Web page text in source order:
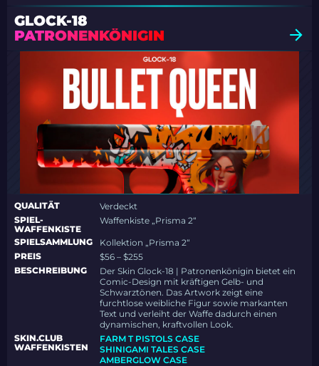
GLOCK-18
PATRONENKÖNIGIN
QUALITÄT
Verdeckt
SPIEL-
WAFFENKISTE
Waffenkiste „Prisma 2“
SPIELSAMMLUNG
Kollektion „Prisma 2“
PREIS
$56 – $255
BESCHREIBUNG
Der Skin Glock-18 | Patronenkönigin bietet ein
Comic-Design mit kräftigen Gelb- und
Schwarztönen. Das Artwork zeigt eine
furchtlose weibliche Figur sowie markanten
Text und verleiht der Waffe dadurch einen
dynamischen, kraftvollen Look.
SKIN.CLUB
WAFFENKISTEN
FARM T PISTOLS CASE
SHINIGAMI TALES CASE
AMBERGLOW CASE